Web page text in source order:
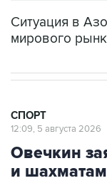
Ситуация в
мирового
СПОРТ
12:09, 5 августа 2026
Овечкин
и